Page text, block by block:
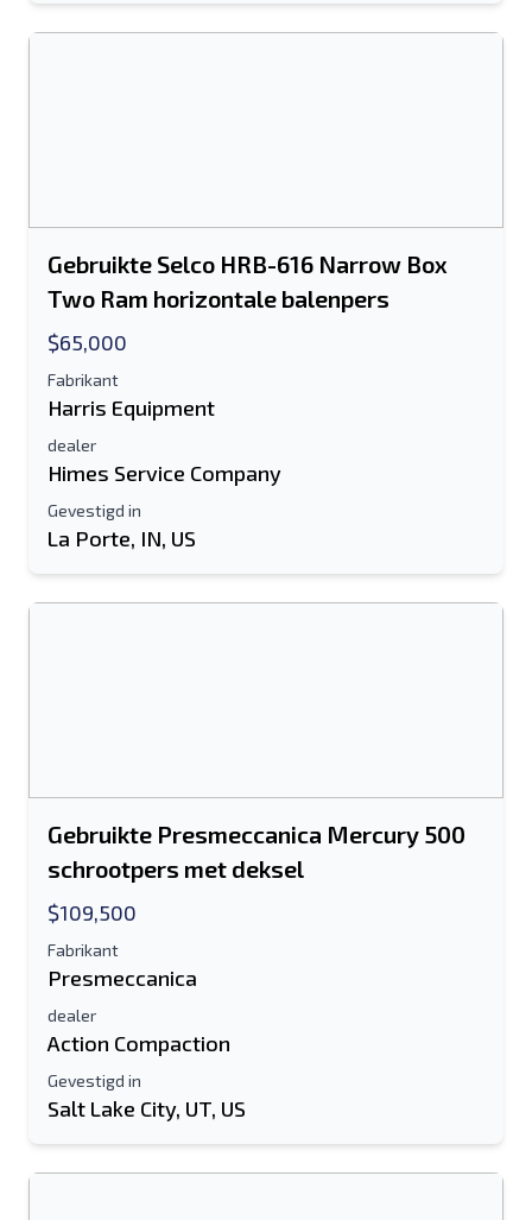
Gebruikte Selco HRB-616 Narrow Box
Two Ram horizontale balenpers
$65,000
Fabrikant
Harris Equipment
dealer
Himes Service Company
Gevestigd in
La Porte, IN, US
Gebruikte Presmeccanica Mercury 500
schrootpers met deksel
$109,500
Fabrikant
Presmeccanica
dealer
Action Compaction
Gevestigd in
Salt Lake City, UT, US